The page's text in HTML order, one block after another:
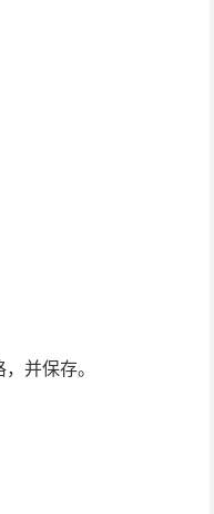
并保存。